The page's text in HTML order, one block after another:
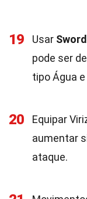
19 Usar
pode ser
tipo Água e
20 Equipar
aumentar
ataque.